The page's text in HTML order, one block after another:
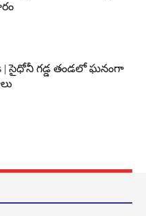
| సైధోనీ గడ్డ తండలో ఘనంగా